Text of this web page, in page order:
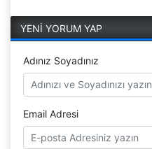
YENİ YORUM YAP
Adınız Soyadınız
Email Adresi